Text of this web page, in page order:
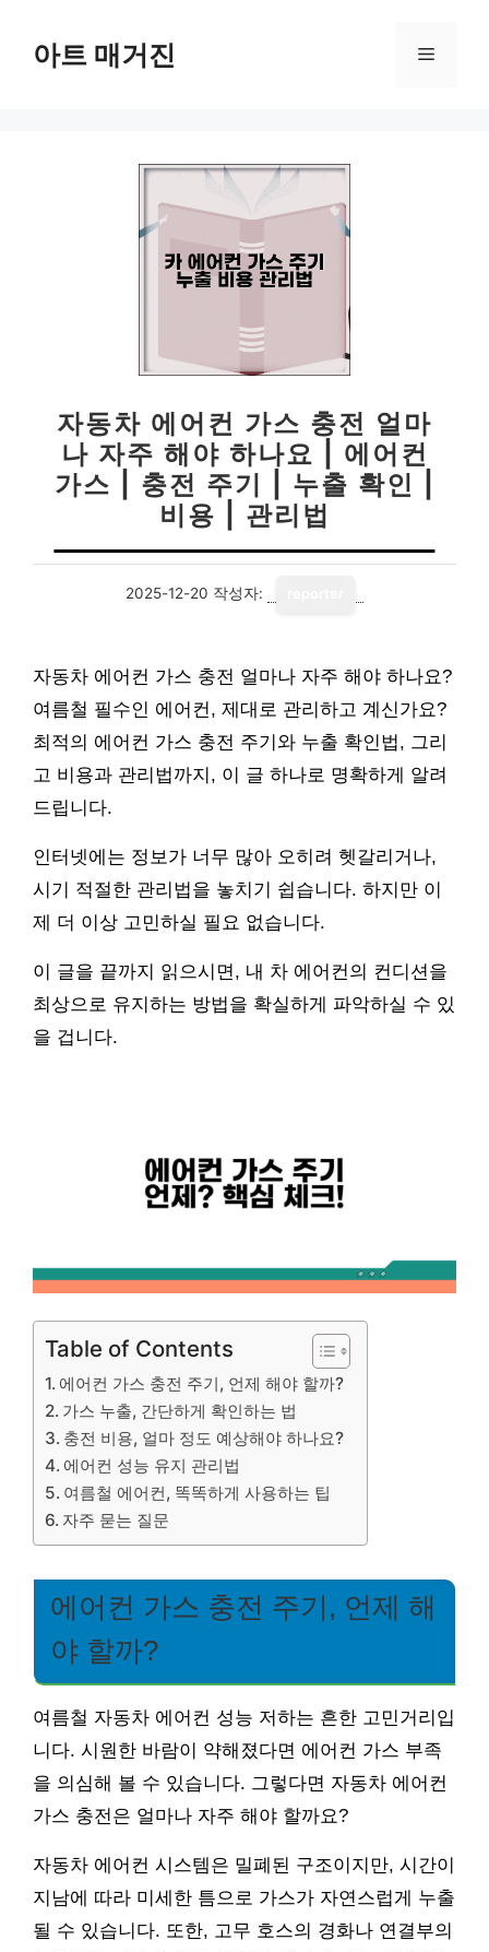
아트 매거진 메
자동차 에어컨 가스 충전 얼마
나 자주 해야 하나요 | 에어컨
가스 | 충전 주기 | 누출 확인 |
비용 | 관리법
2025-12-20 작성자:
자동차 에어컨 가스 충전 얼마나 자주 해야 하나요?
여름철 필수인 에어컨, 제대로 관리하고 계신가요?
최적의 에어컨 가스 충전 주기와 누출 확인법, 그리
고 비용과 관리법까지, 이 글 하나로 명확하게 알려
드립니다.
인터넷에는 정보가 너무 많아 오히려 헷갈리거나,
시기 적절한 관리법을 놓치기 쉽습니다. 하지만 이
제 더 이상 고민하실 필요 없습니다.
이 글을 끝까지 읽으시면, 내 차 에어컨의 컨디션을
최상으로 유지하는 방법을 확실하게 파악하실 수 있
을 겁니다.
Table of Contents
에어컨 가스 충전 주기, 언제 해야 할까?
가스 누출, 간단하게 확인하는 법
충전 비용, 얼마 정도 예상해야 하나요?
에어컨 성능 유지 관리법
여름철 에어컨, 똑똑하게 사용하는 팁
자주 묻는 질문
에어컨 가스 충전 주기, 언제 해
야 할까?
여름철 자동차 에어컨 성능 저하는 흔한 고민거리입
니다. 시원한 바람이 약해졌다면 에어컨 가스 부족
을 의심해 볼 수 있습니다. 그렇다면 자동차 에어컨
가스 충전은 얼마나 자주 해야 할까요?
자동차 에어컨 시스템은 밀폐된 구조이지만, 시간이
지남에 따라 미세한 틈으로 가스가 자연스럽게 누출
될 수 있습니다. 또한, 고무 호스의 경화나 연결부의